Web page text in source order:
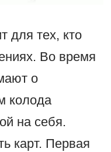
для тех, кто
Во время
о
колода
на себя.
карт. Первая